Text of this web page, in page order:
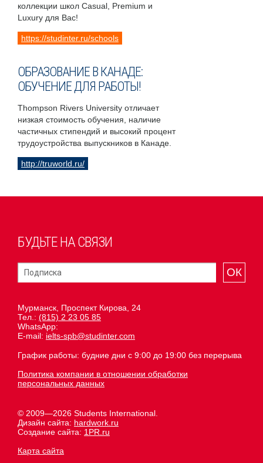
коллекции школ Casual, Premium и
Luxury для Вас!
https://studinter.ru/schools
ОБРАЗОВАНИЕ В КАНАДЕ:
ОБУЧЕНИЕ ДЛЯ РАБОТЫ!
Thompson Rivers University отличает
низкая стоимость обучения, наличие
частичных стипендий и высокий процент
трудоустройства выпускников в Канаде.
http://truworld.ru/
БУДЬТЕ НА СВЯЗИ
ОК
Мурманск, Проспект Кирова, 24
Тел.: (815) 2 23 05 85
WhatsApp:
E-mail: ielts-spb@studinter.com
График работы: будние дни с 9:00 до 19:00 без перерыва
Политика компании в отношении обработки
персональных данных
© 2009—2026 Students International.
Дизайн сайта: hardwork.ru
Создание сайта: 1PR.ru
Карта сайта